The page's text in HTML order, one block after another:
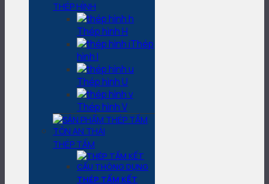
THÉP HÌNH
Thép hình H
Thép
hình I
Thép hình U
Thép hình V
THÉP TẤM
THÉP TẤM KẾT